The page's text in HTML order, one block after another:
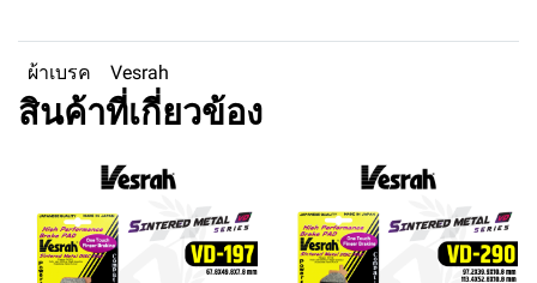
ผ้าเบรค Vesrah
สินค้าที่เกี่ยวข้อง